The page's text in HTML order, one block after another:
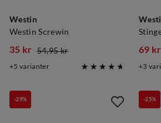
Westin
Westin Screwin
discounted
35 kr
original
54,95 kr
5 varianter
69 kr
3
-29% -25%